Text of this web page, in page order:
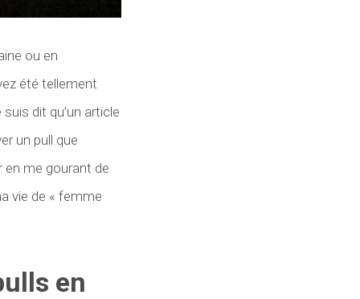
ou en
été tellement
dit qu’un article
un pull que
en me gourant de
vie de « femme
en